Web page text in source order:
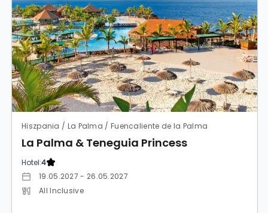
Hiszpania / La Palma / Fuencaliente de la Palma
La Palma & Teneguia Princess
Hotel:4
19.05.2027 - 26.05.2027
All Inclusive